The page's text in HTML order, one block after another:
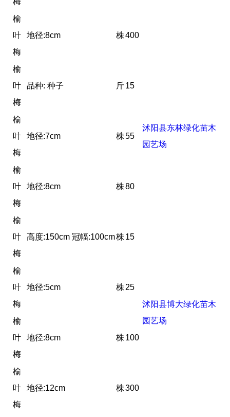
榆
叶
梅
地径:8cm 株400
榆
叶
梅
品种: 种子 斤15
沭阳县东林绿化苗木
园艺场
榆
叶
梅
地径:7cm 株55
榆
叶
梅
地径:8cm 株80
榆
叶
梅
高度:150cm 冠幅:100cm株15
沭阳县博大绿化苗木
园艺场
榆
叶
梅
地径:5cm 株25
榆
叶
梅
地径:8cm 株100
榆
叶
梅
地径:12cm 株300